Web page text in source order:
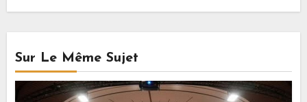
Sur Le Même Sujet